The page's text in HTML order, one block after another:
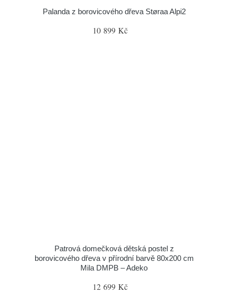
Palanda z borovicového dřeva Støraa Alpi2
10 899 Kč
Patrová domečková dětská postel z
borovicového dřeva v přírodní barvě 80x200 cm
Mila DMPB – Adeko
12 699 Kč